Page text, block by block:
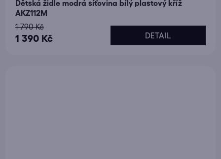
Dětská židle modrá síťovina bílý plastový kříž
AKZ112M
1 390 Kč
1 790 Kč
DETAIL